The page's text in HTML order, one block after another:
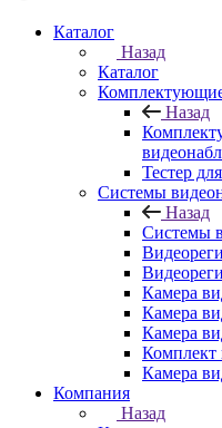
Каталог
Назад
Каталог
Назад
Тестер
Системы
Назад
Системы
Камера
Камера
Камера
Комплект
Камера
Компания
Назад